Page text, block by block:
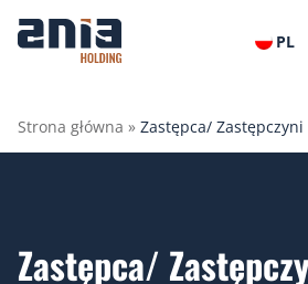
PL
Strona główna » Zastępca/ Zastępczyni
Zastępca/